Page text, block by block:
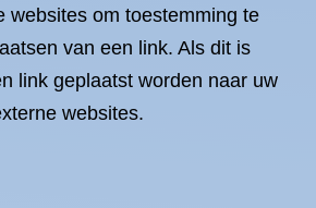
websites om toestemming te
van een link. Als dit is
link geplaatst worden naar uw
websites.